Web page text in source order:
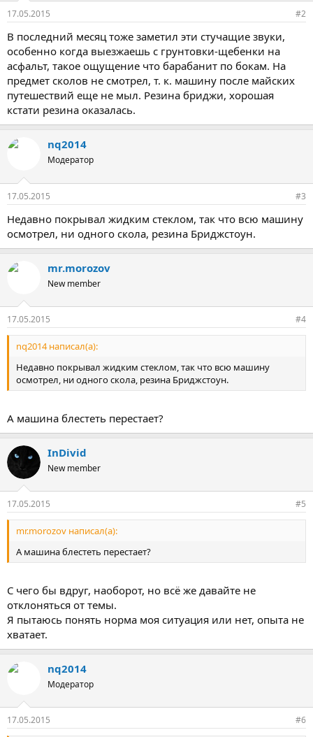
17.05.2015 #2
В последний месяц тоже заметил эти стучащие звуки,
особенно когда выезжаешь с грунтовки-щебенки на
асфальт, такое ощущение что барабанит по бокам. На
предмет сколов не смотрел, т. к. машину после майских
путешествий еще не мыл. Резина бриджи, хорошая
кстати резина оказалась.
nq2014
Модератор
17.05.2015 #3
Недавно покрывал жидким стеклом, так что всю машину
осмотрел, ни одного скола, резина Бриджстоун.
mr.morozov
New member
17.05.2015 #4
nq2014 написал(а):
Недавно покрывал жидким стеклом, так что всю машину
осмотрел, ни одного скола, резина Бриджстоун.
А машина блестеть перестает?
InDivid
New member
17.05.2015 #5
mr.morozov написал(а):
А машина блестеть перестает?
С чего бы вдруг, наоборот, но всё же давайте не
отклоняться от темы.
Я пытаюсь понять норма моя ситуация или нет, опыта не
хватает.
nq2014
Модератор
17.05.2015 #6